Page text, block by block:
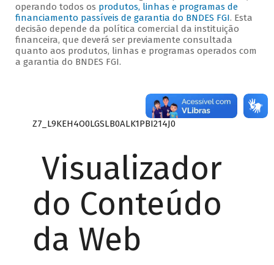
operando todos os produtos, linhas e programas de
financiamento passíveis de garantia do BNDES FGI. Esta
decisão depende da política comercial da instituição
financeira, que deverá ser previamente consultada
quanto aos produtos, linhas e programas operados com
a garantia do BNDES FGI.
Z7_L9KEH4O0LGSLB0ALK1PBI214J0
Visualizador
do Conteúdo
da Web